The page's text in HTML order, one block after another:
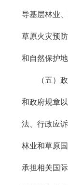
导基层林业
草原火灾预
和自然保护地
（五）政
和政府规章
法、行政应
林业和草原
承担相关国